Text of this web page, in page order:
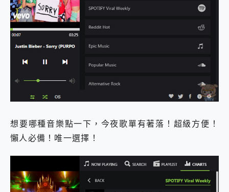
想要哪種音樂點一下，今夜歌單有著落！超級方便！
懶人必備！唯一選擇！